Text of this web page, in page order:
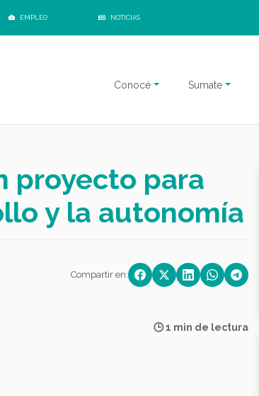
EMPLEO NOTICIAS
Conocé Sumate
proyecto para
y la autonomía
Compartir en:
🕒 1 min de lectura